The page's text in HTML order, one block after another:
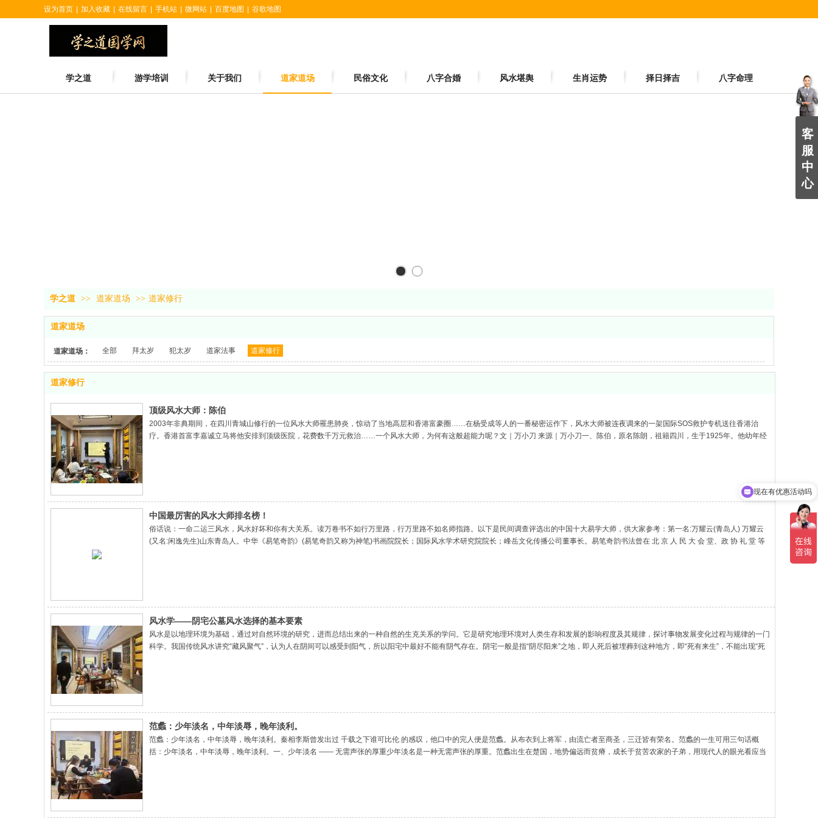
设为首页 加入收藏 在线留言 手机站 微网站 百度地图 谷歌地图
学之道 游学培训 关于我们 道家道场 民俗文化 八字合婚 风水堪舆 生肖运势 择日择吉 八字命理
学之道 >> 道家道场 >> 道家修行
道家道场
道家道场： 全部 拜太岁 犯太岁 道家法事 道家修行
道家修行
顶级风水大师：陈伯
2003年非典期间，在四川青城山修行的一位风水大师罹患肺炎，惊动了当地高层和香港富豪圈……在杨受成等人的一番秘密运作下，风水大师被连夜调来的一架国际SOS救护专机送往香港治
疗。香港首富李嘉诚立马将他安排到顶级医院，花费数千万元救治……一个风水大师，为何有这般超能力呢？文｜万小刀 来源｜万小刀一、陈伯，原名陈朗，祖籍四川，生于1925年。他幼年经
中国最厉害的风水大师排名榜！
俗话说：一命二运三风水，风水好坏和你有大关系。读万卷书不如行万里路，行万里路不如名师指路。以下是民间调查评选出的中国十大易学大师，供大家参考：第一名:万耀云(青岛人) 万耀云
(又名:闲逸先生)山东青岛人。中华《易笔奇韵》(易笔奇韵又称为神笔)书画院院长；国际风水学术研究院院长；峰岳文化传播公司董事长。易笔奇韵书法曾在 北 京 人 民 大 会 堂、政 协 礼 堂 等
风水学——阴宅公墓风水选择的基本要素
风水是以地理环境为基础，通过对自然环境的研究，进而总结出来的一种自然的生克关系的学问。它是研究地理环境对人类生存和发展的影响程度及其规律，探讨事物发展变化过程与规律的一门
科学。我国传统风水讲究“藏风聚气”，认为人在阴间可以感受到阳气，所以阳宅中最好不能有阴气存在。阴宅一般是指“阴尽阳来”之地，即人死后被埋葬到这种地方，即“死有来生”，不能出现“死
范蠡：少年淡名，中年淡辱，晚年淡利。
范蠡：少年淡名，中年淡辱，晚年淡利。秦相李斯曾发出过 千载之下谁可比伦 的感叹，他口中的完人便是范蠡。从布衣到上将军，由流亡者至商圣，三迁皆有荣名。范蠡的一生可用三句话概
括：少年淡名，中年淡辱，晚年淡利。一、少年淡名 —— 无需声张的厚重少年淡名是一种无需声张的厚重。范蠡出生在楚国，地势偏远而贫瘠，成长于贫苦农家的子弟，用现代人的眼光看应当
客
服
中
心
现在有优惠活动吗